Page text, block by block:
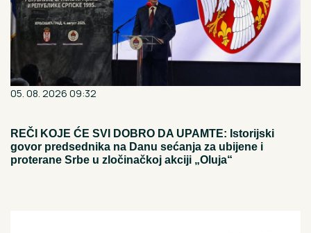
05. 08. 2026 09:32
REČI KOJE ĆE SVI DOBRO DA UPAMTE: Istorijski
govor predsednika na Danu sećanja za ubijene i
proterane Srbe u zločinačkoj akciji „Oluja“